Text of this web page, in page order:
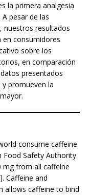
la primera analgesia
A pesar de las
nuestros resultados
en consumidores
sobre los
en comparación
presentados
promueven la
consume caffeine
Food Safety Authority
mg from all caffeine
]. Caffeine and
allows caffeine to bind